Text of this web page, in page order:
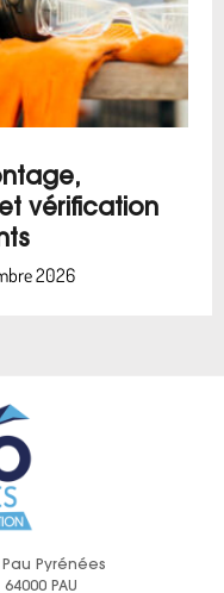
vérification
2026
Pyrénées
PAU